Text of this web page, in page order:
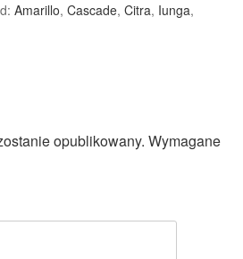
Amarillo,Cascade,Citra, Iunga,
opublikowany. Wymagane